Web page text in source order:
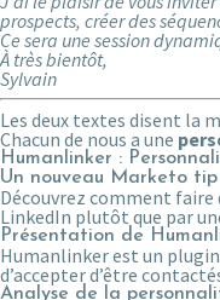
prospects, créer des
Ce sera une session
À très bientôt,
Sylvain
Les deux textes disent la
Chacun de nous a une
Humanlinker :
Un nouveau Marketo tip
Découvrez comment faire
LinkedIn plutôt que par
Présentation de
Humanlinker est un
d’accepter d’être
Analyse de la